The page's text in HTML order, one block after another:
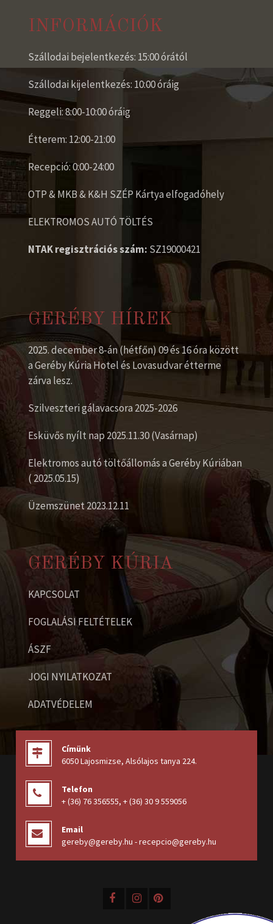
INFORMÁCIÓK
Szállodai bejelentkezés: 15:00 órától
Szállodai kijelentkezés: 10:00 óráig
Reggeli: 8:00-10:00 óráig
Étterem: 12:00-21:00
Recepció: 0:00-24:00
OTP & MKB & K&H SZÉP Kártya elfogadóhely
ELEKTROMOS AUTÓ TÖLTÉS
NTAK regisztrációs szám: SZ19000421
GERÉBY HÍREK
2025. december 8-án (hétfőn) 09 és 16 óra között
a Geréby Kúria Hotel és Lovasudvar étterme
zárva lesz.
Szilveszteri gálavacsora 2025-2026
Esküvős nyílt nap 2025.11.30 (Vasárnap)
Elektromos autó töltőállomás a Geréby Kúriában
( 2025.05.15)
Üzemszünet 2023.12.11
GERÉBY KÚRIA
KAPCSOLAT
FOGLALÁSI FELTÉTELEK
ÁSZF
JOGI NYILATKOZAT
ADATVÉDELEM
Címünk
6050 Lajosmizse, Alsólajos tanya 224.
Telefon
+ (36) 76 356555, + (36) 30 9 559056
Email
gereby@gereby.hu - recepcio@gereby.hu